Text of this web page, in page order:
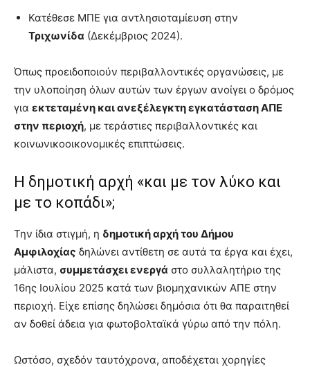
Κατέθεσε ΜΠΕ για αντλησιοταμίευση στην
Τριχωνίδα (Δεκέμβριος 2024).
Όπως προειδοποιούν περιβαλλοντικές οργανώσεις, με
την υλοποίηση όλων αυτών των έργων ανοίγει ο δρόμος
για εκτεταμένη και ανεξέλεγκτη εγκατάσταση ΑΠΕ
στην περιοχή, με τεράστιες περιβαλλοντικές και
κοινωνικοοικονομικές επιπτώσεις.
Η δημοτική αρχή «και με τον λύκο και
με το κοπάδι»;
Την ίδια στιγμή, η δημοτική αρχή του Δήμου
Αμφιλοχίας δηλώνει αντίθετη σε αυτά τα έργα και έχει,
μάλιστα, συμμετάσχει ενεργά στο συλλαλητήριο της
16ης Ιουλίου 2025 κατά των βιομηχανικών ΑΠΕ στην
περιοχή. Είχε επίσης δηλώσει δημόσια ότι θα παραιτηθεί
αν δοθεί άδεια για φωτοβολταϊκά γύρω από την πόλη.
Ωστόσο, σχεδόν ταυτόχρονα, αποδέχεται χορηγίες